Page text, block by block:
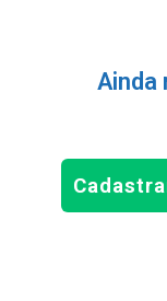
Ainda